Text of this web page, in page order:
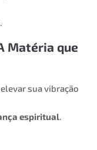
Matéria que
sua vibração
espiritual.